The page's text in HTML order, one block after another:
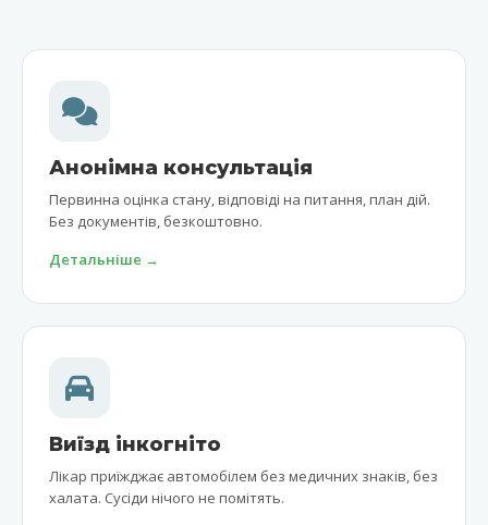
Анонімна консультація
Первинна оцінка стану, відповіді на питання, план дій.
Без документів, безкоштовно.
Детальніше →
Виїзд інкогніто
Лікар приїжджає автомобілем без медичних знаків, без
халата. Сусіди нічого не помітять.